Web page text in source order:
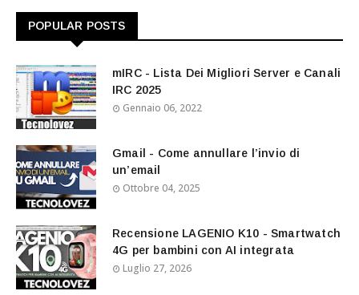
POPULAR POSTS
mIRC - Lista Dei Migliori Server e Canali
IRC 2025
Gennaio 06, 2022
Gmail - Come annullare l’invio di
un’email
Ottobre 04, 2025
Recensione LAGENIO K10 - Smartwatch
4G per bambini con AI integrata
Luglio 27, 2026